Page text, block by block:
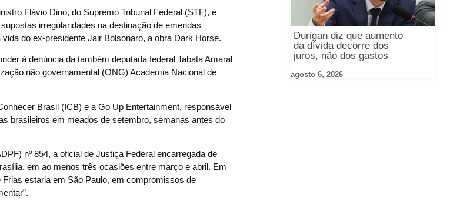
Flávio Dino, do Supremo Tribunal Federal (STF), e
irregularidades na destinação de emendas
do ex-presidente Jair Bolsonaro, a obra Dark Horse.
à denúncia da também deputada federal Tabata Amaral
não governamental (ONG) Academia Nacional de
Brasil (ICB) e a Go Up Entertainment, responsável
brasileiros em meados de setembro, semanas antes do
nº 854, a oficial de Justiça Federal encarregada de
em ao menos três ocasiões entre março e abril. Em
estaria em São Paulo, em compromissos de
Durigan diz que aumento
da dívida decorre dos
juros, não dos gastos
agosto 6, 2026